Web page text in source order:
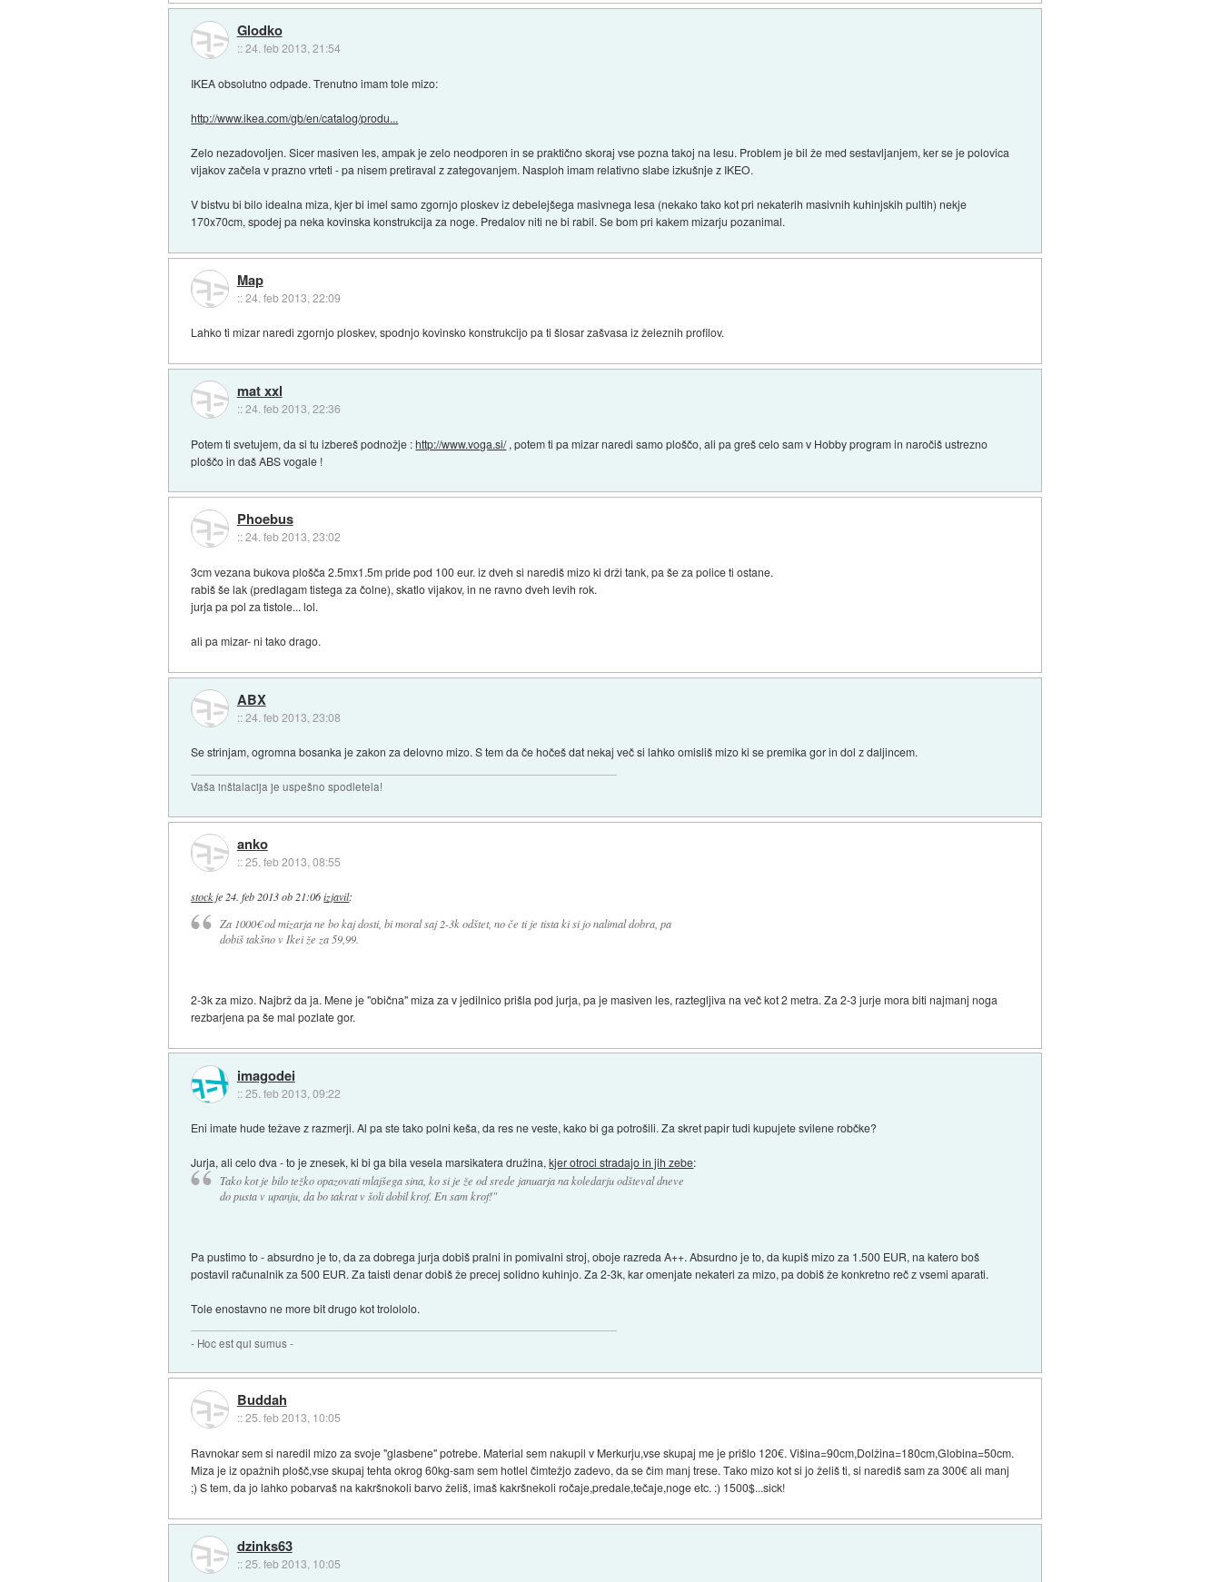
Glodko
::24. feb 2013, 21:54
IKEA obsolutno odpade. Trenutno imam tole mizo:
http://www.ikea.com/gb/en/catalog/produ...
Zelo nezadovoljen. Sicer masiven les, ampak je zelo neodporen in se praktično skoraj vse pozna takoj na lesu. Problem je bil že med sestavljanjem, ker se je polovica
vijakov začela v prazno vrteti - pa nisem pretiraval z zategovanjem. Nasploh imam relativno slabe izkušnje z IKEO.
V bistvu bi bilo idealna miza, kjer bi imel samo zgornjo ploskev iz debelejšega masivnega lesa (nekako tako kot pri nekaterih masivnih kuhinjskih pultih) nekje
170x70cm, spodej pa neka kovinska konstrukcija za noge. Predalov niti ne bi rabil. Se bom pri kakem mizarju pozanimal.
Map
::24. feb 2013, 22:09
Lahko ti mizar naredi zgornjo ploskev, spodnjo kovinsko konstrukcijo pa ti šlosar zašvasa iz železnih profilov.
mat xxl
::24. feb 2013, 22:36
Potem ti svetujem, da si tu izbereš podnožje :http://www.voga.si/, potem ti pa mizar naredi samo ploščo, ali pa greš celo sam v Hobby program in naročiš ustrezno
ploščo in daš ABS vogale !
Phoebus
::24. feb 2013, 23:02
3cm vezana bukova plošča 2.5mx1.5m pride pod 100 eur. iz dveh si narediš mizo ki drži tank, pa še za police ti ostane.
rabiš še lak (predlagam tistega za čolne), skatlo vijakov, in ne ravno dveh levih rok.
jurja pa pol za tistole... lol.
ali pa mizar- ni tako drago.
ABX
::24. feb 2013, 23:08
Se strinjam, ogromna bosanka je zakon za delovno mizo. S tem da če hočeš dat nekaj več si lahko omisliš mizo ki se premika gor in dol z daljincem.
Vaša inštalacija je uspešno spodletela!
anko
::25. feb 2013, 08:55
stockje 24. feb 2013 ob 21:06 izjavil:
Za 1000€ od mizarja ne bo kaj dosti, bi moral saj 2-3k odštet, no če ti je tista ki si jo nalimal dobra, pa
dobiš takšno v Ikei že za 59,99.
2-3k za mizo. Najbrž da ja. Mene je "obična" miza za v jedilnico prišla pod jurja, pa je masiven les, raztegljiva na več kot 2 metra. Za 2-3 jurje mora biti najmanj noga
rezbarjena pa še mal pozlate gor.
imagodei
::25. feb 2013, 09:22
Eni imate hude težave z razmerji. Al pa ste tako polni keša, da res ne veste, kako bi ga potrošili. Za skret papir tudi kupujete svilene robčke?
Jurja, ali celo dva - to je znesek, ki bi ga bila vesela marsikatera družina,kjer otroci stradajo in jih zebe:
Tako kot je bilo težko opazovati mlajšega sina, ko si je že od srede januarja na koledarju odšteval dneve
do pusta v upanju, da bo takrat v šoli dobil krof. En sam krof!"
Pa pustimo to - absurdno je to, da za dobrega jurja dobiš pralni in pomivalni stroj, oboje razreda A++. Absurdno je to, da kupiš mizo za 1.500 EUR, na katero boš
postavil računalnik za 500 EUR. Za taisti denar dobiš že precej solidno kuhinjo. Za 2-3k, kar omenjate nekateri za mizo, pa dobiš že konkretno reč z vsemi aparati.
Tole enostavno ne more bit drugo kot trolololo.
- Hoc est qui sumus -
Buddah
::25. feb 2013, 10:05
Ravnokar sem si naredil mizo za svoje "glasbene" potrebe. Material sem nakupil v Merkurju,vse skupaj me je prišlo 120€. Višina=90cm,Dolžina=180cm,Globina=50cm.
Miza je iz opažnih plošč,vse skupaj tehta okrog 60kg-sam sem hotlel čimtežjo zadevo, da se čim manj trese. Tako mizo kot si jo želiš ti, si narediš sam za 300€ ali manj
;) S tem, da jo lahko pobarvaš na kakršnokoli barvo želiš, imaš kakršnekoli ročaje,predale,tečaje,noge etc. :) 1500$...sick!
dzinks63
::25. feb 2013, 10:05